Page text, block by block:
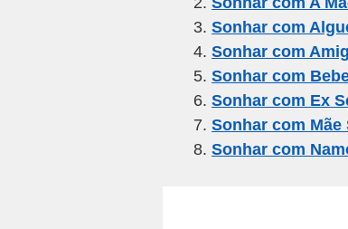
b
o
o
k
a
m
Sonhar com
Sonhar com
Sonhar com
Sonhar com Ex
Sonhar com Mãe
Sonhar com